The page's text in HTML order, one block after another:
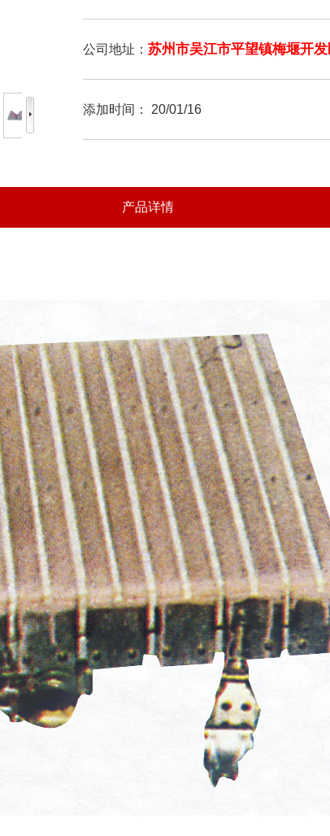
公司地址： 苏州市吴江市平望镇梅堰开
添加时间： 20/01/16
产品详情